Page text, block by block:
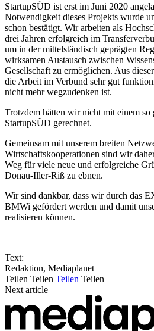
StartupSÜD ist erst im Juni 2020
Notwendigkeit dieses Projekts wurde
schon bestätigt. Wir arbeiten als
drei Jahren erfolgreich im
um in der mittelständisch geprägten
wirksamen Austausch zwischen
Gesellschaft zu ermöglichen. Aus
die Arbeit im Verbund sehr gut
nicht mehr wegzudenken ist.
Trotzdem hätten wir nicht mit einem so
StartupSÜD gerechnet.
Gemeinsam mit unserem breiten
Wirtschaftskooperationen sind wir
Weg für viele neue und erfolgreiche
Donau-Iller-Riß zu ebnen.
Wir sind dankbar, dass wir durch das
BMWi gefördert werden und damit
realisieren können.
Text:
Redaktion, Mediaplanet
Teilen Teilen Teilen Teilen
Next article